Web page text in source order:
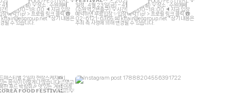
kffair_live